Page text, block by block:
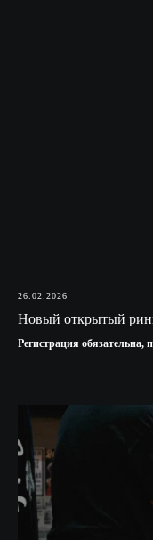
26.02.2026
Новый открытый
Регистрация